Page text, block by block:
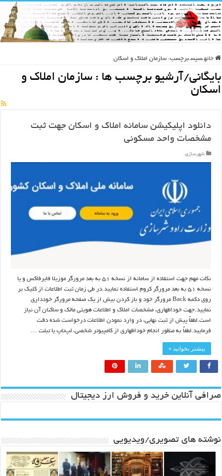
خانه سپس برچسب: سازمان املاک و اسکان
بایگانی/آرشیو برچسب ها : سازمان املاک و
اسکان
دانلود اپلیکیشن سامانه املاک و اسکان جهت ثبت
مشخصات واحد مسکونی
شهرسازی
نکات مهم جهت استفاده از سامانه از نسخه ۵۱ به بعد مرورگر موزیلا فایرفاکس و یا
نسخه ۵۱ به بعد مرورگر کروم استفاده نمایید.در طی زمان ثبت اطلاعات از کلیک بر
روی دکمه Back مرورگر خود و باز کردن بیش از یک صفحه مرورگر خودداری
نمایید.جهت خوداظهاری، مشخصات املاک و اطلاعات هویتی مالک و ساکنان آن نیاز
است.لطفاً پیش از ثبت نهایی، در وارد نمودن اطلاعات درخواست شده دقت
فرمایید.لطفاً به منظور انجام خوداظهاری از کامپیوتر شخصی، لپ‌تاپ یا تبلت …
بیشتر بخوانید »
صرافی آنلاین خرید و فروش ارز دیجیتال
نوشته های تصویری/ویدیویی